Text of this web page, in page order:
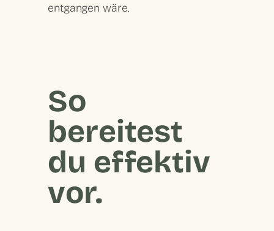
entgangen wäre.
So
bereitest
du effektiv
vor.